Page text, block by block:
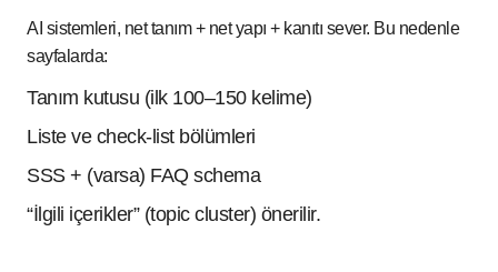
AI sistemleri, net tanım + net yapı + kanıtı sever. Bu nedenle
sayfalarda:
Tanım kutusu (ilk 100–150 kelime)
Liste ve check-list bölümleri
SSS + (varsa) FAQ schema
“İlgili içerikler” (topic cluster) önerilir.